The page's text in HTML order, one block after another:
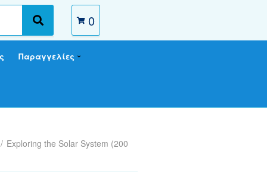
S
e
r
0
Παραγγελίες
/ Exploring the Solar System (200